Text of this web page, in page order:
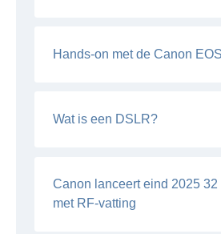
Hands-on met de Canon
Wat is een DSLR?
Canon lanceert eind 2025
met RF-vatting